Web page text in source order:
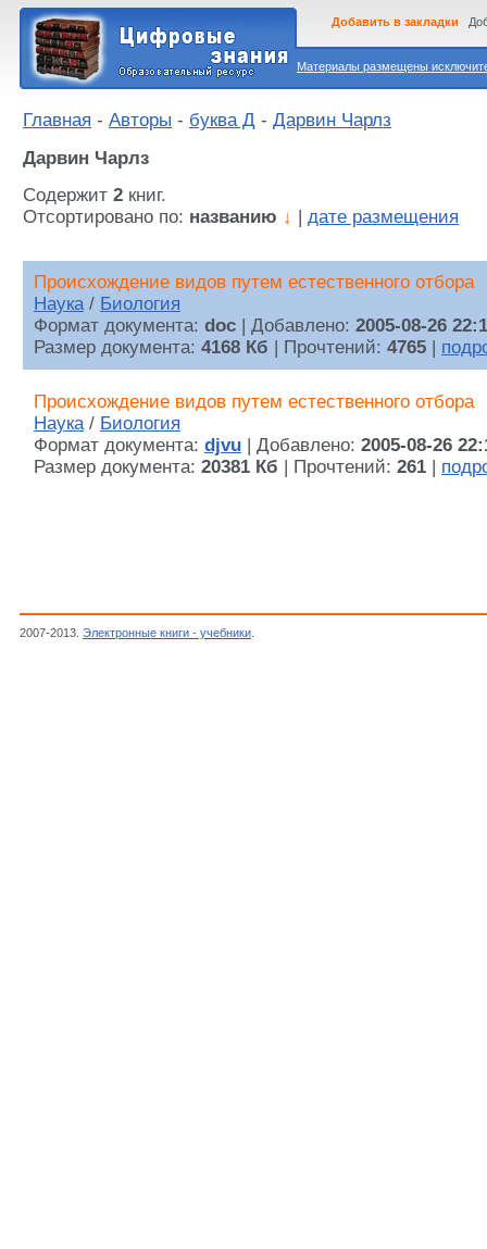
Материалы размещены
Добавить в закладки
Главная - Авторы - буква Д - Дарвин Чарлз
Дарвин Чарлз
Содержит 2 книг.
Отсортировано по: названию ↓ дате размещения
Происхождение видов путем естественного отбора
Наука/ Биология
Формат документа: doc | Добавлено: 2005-08-26
Размер документа: 4168 Кб | Прочтений: 4765
Происхождение видов путем естественного отбора
Наука/ Биология
Формат документа: djvu | Добавлено: 2005-08-26
Размер документа: 20381 Кб | Прочтений: 261
2007-2013. Электронные книги - учебники